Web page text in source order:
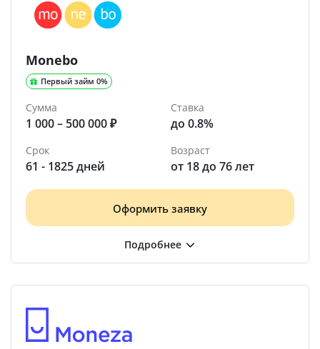
Monebo
Первый займ 0%
Сумма
1 000 – 500 000 ₽
Ставка
до 0.8%
Срок
61 - 1825 дней
Возраст
от 18 до 76 лет
Оформить заявку